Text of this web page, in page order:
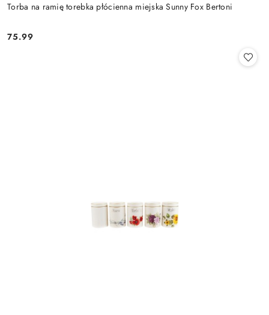
Torba na ramię torebka płócienna miejska Sunny Fox Bertoni
Cena:
75.99